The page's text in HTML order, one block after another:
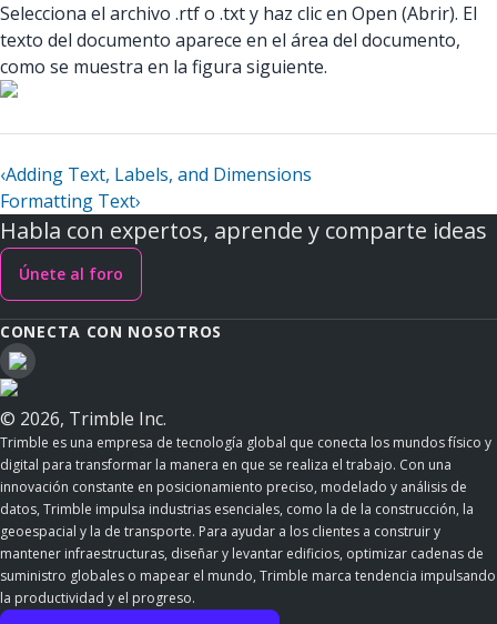
Selecciona el archivo .rtf o .txt y haz clic en Open (Abrir). El
texto del documento aparece en el área del documento,
como se muestra en la figura siguiente.
‹Adding Text, Labels, and Dimensions
Formatting Text›
Habla con expertos, aprende y comparte ideas
Únete al foro
CONECTA CON NOSOTROS
© 2026, Trimble Inc.
Trimble es una empresa de tecnología global que conecta los mundos físico y
digital para transformar la manera en que se realiza el trabajo. Con una
innovación constante en posicionamiento preciso, modelado y análisis de
datos, Trimble impulsa industrias esenciales, como la de la construcción, la
geoespacial y la de transporte. Para ayudar a los clientes a construir y
mantener infraestructuras, diseñar y levantar edificios, optimizar cadenas de
suministro globales o mapear el mundo, Trimble marca tendencia impulsando
la productividad y el progreso.